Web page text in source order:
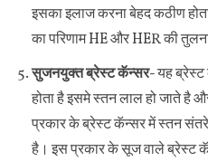
इसका इलाज करना बेहद कठीण
का परिणाम HE और HER की
सुजनयुक्त ब्रेस्ट कॅन्सर-यह ब्रेस्ट
होता है इसमे स्तन लाल हो जाते
प्रकार के ब्रेस्ट कॅन्सर में स्तन
है। इस प्रकार के सूज वाले ब्रेस्ट